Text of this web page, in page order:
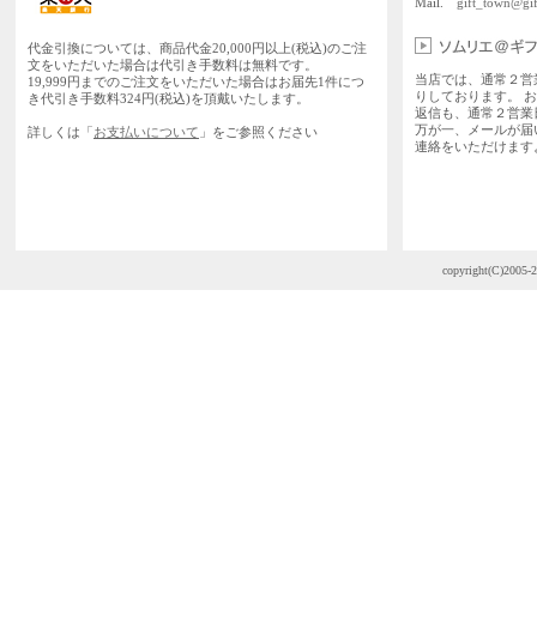
代金引換については、商品代金20,000円以上(税込)のご注
文をいただいた場合は代引き手数料は無料です。
19,999円までのご注文をいただいた場合はお届先1件につ
き代引き手数料324円(税込)を頂戴いたします。
詳しくは「お支払いについて 」をご参照ください
当店では、通常２
りしております。
返信も、通常２営
万が一、メールが
連絡をいただけま
copyright(C)2005-